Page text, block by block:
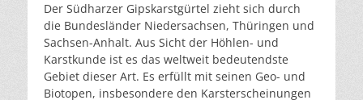
Der Südharzer Gipskarstgürtel zieht sich durch
die Bundesländer Niedersachsen, Thüringen und
Sachsen-Anhalt. Aus Sicht der Höhlen- und
Karstkunde ist es das weltweit bedeutendste
Gebiet dieser Art. Es erfüllt mit seinen Geo- und
Biotopen, insbesondere den Karsterscheinungen